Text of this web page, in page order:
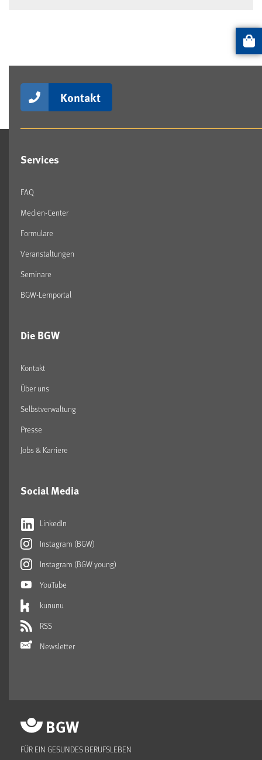
Kontakt
Services
FAQ
Medien-Center
Formulare
Veranstaltungen
Seminare
BGW-Lernportal
Die BGW
Kontakt
Über uns
Selbstverwaltung
Presse
Jobs & Karriere
Social Media
LinkedIn
Instagram (BGW)
Instagram (BGW young)
YouTube
kununu
RSS
Newsletter
FÜR EIN GESUNDES BERUFSLEBEN
Artikel